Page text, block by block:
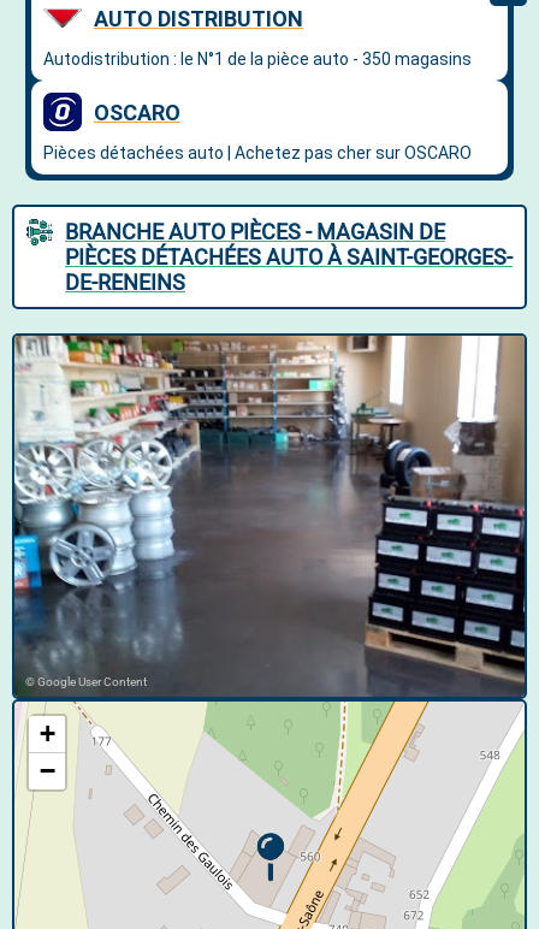
BRANCHE AUTO PIÈCES - MAGASIN DE
PIÈCES DÉTACHÉES AUTO À SAINT-GEORGES-
DE-RENEINS
© Google User Content
+
−